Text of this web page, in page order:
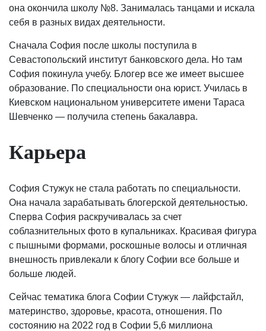
она окончила школу №8. Занималась танцами и искала
себя в разных видах деятельности.
Сначала София после школы поступила в
Севастопольский институт банковского дела. Но там
София покинула учебу. Блогер все же имеет высшее
образование. По специальности она юрист. Училась в
Киевском национальном университете имени Тараса
Шевченко — получила степень бакалавра.
Карьера
София Стужук не стала работать по специальности.
Она начала зарабатывать блогерской деятельностью.
Сперва София раскручивалась за счет
соблазнительных фото в купальниках. Красивая фигура
с пышными формами, роскошные волосы и отличная
внешность привлекали к блогу Софии все больше и
больше людей.
Сейчас тематика блога Софии Стужук — лайфстайл,
материнство, здоровье, красота, отношения. По
состоянию на 2022 год в Софии 5,6 миллиона